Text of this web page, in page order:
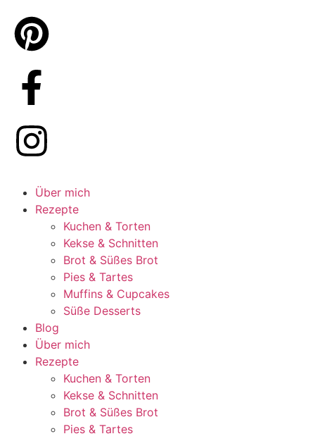
Über mich
Rezepte
Kuchen & Torten
Kekse & Schnitten
Brot & Süßes Brot
Pies & Tartes
Muffins & Cupcakes
Süße Desserts
Blog
Über mich
Rezepte
Kuchen & Torten
Kekse & Schnitten
Brot & Süßes Brot
Pies & Tartes